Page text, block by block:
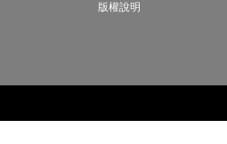
版權說明